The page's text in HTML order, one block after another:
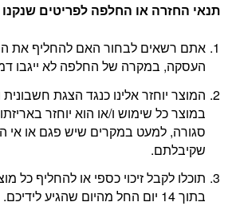
תנאי החזרה או החלפה לפריטים
אתם רשאים לבחור האם להחליף את
העסקה, במקרה של החלפה לא ייגבו
המוצר יוחזר אלינו כנגד הצגת
במוצר כל שימוש ו/או הוא יוחזר
סגורה, למעט במקרים שיש פגם או אי
שקיבלתם.
תוכלו לקבל זיכוי כספי או להחליף
בתוך 14 יום החל מהיום שהגיע לידיכם.